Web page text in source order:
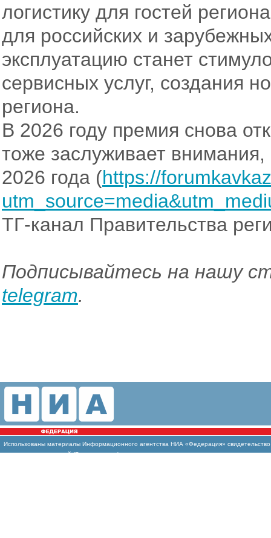
логистику для гостей
для российских и
эксплуатацию станет
сервисных услуг, создания
региона.
В 2026 году премия снова
тоже заслуживает
2026 года (https://
ТГ-канал Правительства
Подписывайтесь на нашу
telegram.
Использованы материалы Информационного агентства НИА «Федерация»
массовых коммуникаций (Роскомнадзор)